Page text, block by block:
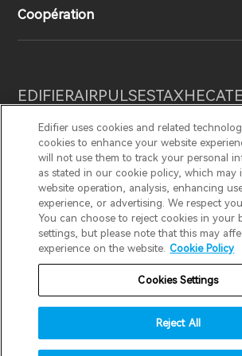
Contactez-nous
Blogues
Presse
Prix ​​de conception
Responsabilités sociales
Coopération
Devenez distributeurs
EDIFIERAIRPULSESTAXHECATE
Politique de confidentialité
Politique de retour et de
Modalités de garantie
Conditions
Politique d’expédition
Avis
Canada / French
Edifier uses cookies and related
cookies to enhance your website
will not use them to track your personal
as stated in our cookie policy, which may
website operation, analysis, enhancing
experience, or advertising. We respect
You can choose to reject cookies in your
settings, but please note that this may
experience on the website. Cookie Policy
Cookies Settings
Reject All